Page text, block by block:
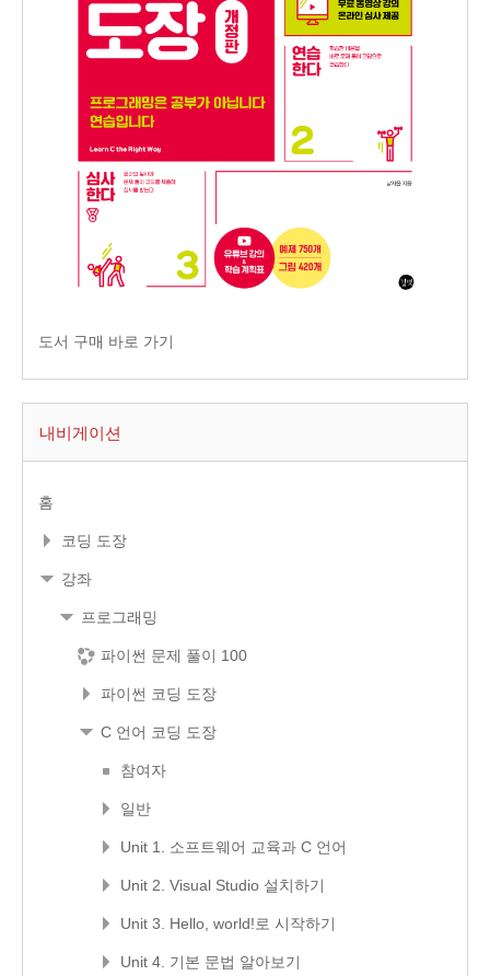
도서 구매 바로 가기
내비게이션
홈
코딩 도장
강좌
프로그래밍
파이썬 문제 풀이 100
파이썬 코딩 도장
C 언어 코딩 도장
참여자
일반
Unit 1. 소프트웨어 교육과 C 언어
Unit 2. Visual Studio 설치하기
Unit 3. Hello, world!로 시작하기
Unit 4. 기본 문법 알아보기